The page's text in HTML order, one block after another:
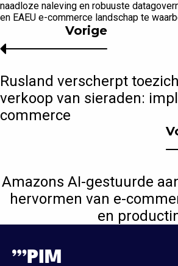
naadloze naleving en robuuste
en EAEU e-commerce landschap te
Amazons AI-gestuurde
hervormen van e-
en
Vorige
Rusland verscherpt
verkoop van sieraden:
commerce